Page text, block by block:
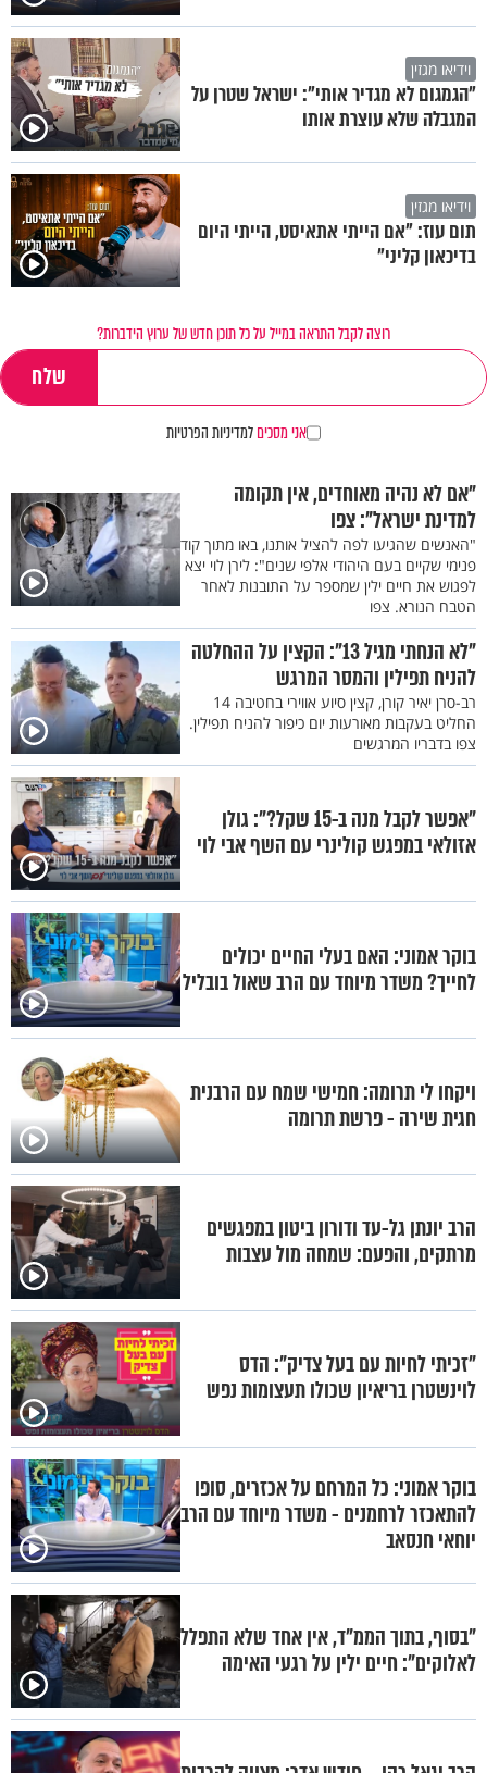
וידיאו מגזין
"הגמגום לא מגדיר אותי": ישראל שטרן על
המגבלה שלא עוצרת אותו
וידיאו מגזין
תום עוז: "אם הייתי אתאיסט, הייתי היום
בדיכאון קליני"
רוצה לקבל התראה במייל על כל תוכן חדש של ערוץ הידברות?
אני מסכיםלמדיניות הפרטיות
"אם לא נהיה מאוחדים, אין תקומה
למדינת ישראל": צפו
"האנשים שהגיעו לפה להציל אותנו, באו מתוך קוד
פנימי שקיים בעם היהודי אלפי שנים": לירן לוי יצא
לפגוש את חיים ילין שמספר על התובנות לאחר
הטבח הנורא. צפו
"לא הנחתי מגיל 13": הקצין על ההחלטה
להניח תפילין והמסר המרגש
רב-סרן יאיר קורן, קצין סיוע אווירי בחטיבה 14
החליט בעקבות מאורעות יום כיפור להניח תפילין.
צפו בדבריו המרגשים
"אפשר לקבל מנה ב-15 שקל?": גולן
אזולאי במפגש קולינרי עם השף אבי לוי
בוקר אמוני: האם בעלי החיים יכולים
לחייך? משדר מיוחד עם הרב שאול בובליל
ויקחו לי תרומה: חמישי שמח עם הרבנית
חגית שירה - פרשת תרומה
הרב יונתן גל-עד ודורון ביטון במפגשים
מרתקים, והפעם: שמחה מול עצבות
"זכיתי לחיות עם בעל צדיק": הדס
לוינשטרן בריאיון שכולו תעצומות נפש
בוקר אמוני: כל המרחם על אכזרים, סופו
להתאכזר לרחמנים - משדר מיוחד עם הרב
יוחאי חנסאב
"בסוף, בתוך הממ"ד, אין אחד שלא התפלל
לאלוקים": חיים ילין על רגעי האימה